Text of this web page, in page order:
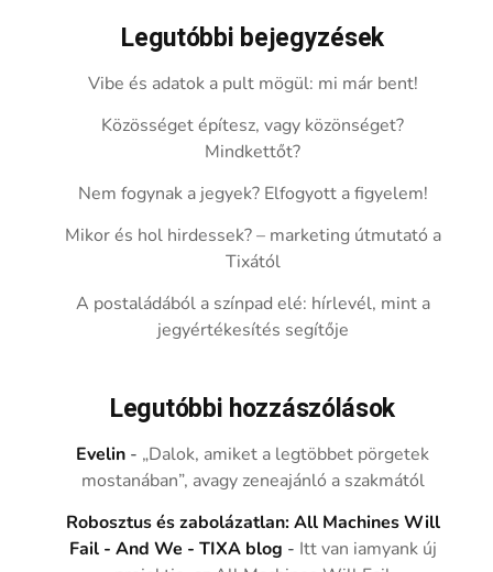
Legutóbbi bejegyzések
Vibe és adatok a pult mögül: mi már bent!
Közösséget építesz, vagy közönséget?
Mindkettőt?
Nem fogynak a jegyek? Elfogyott a figyelem!
Mikor és hol hirdessek? – marketing útmutató a
Tixától
A postaládából a színpad elé: hírlevél, mint a
jegyértékesítés segítője
Legutóbbi hozzászólások
Evelin - „Dalok, amiket a legtöbbet pörgetek
mostanában”, avagy zeneajánló a szakmától
Robosztus és zabolázatlan: All Machines Will
Fail - And We - TIXA blog - Itt van iamyank új